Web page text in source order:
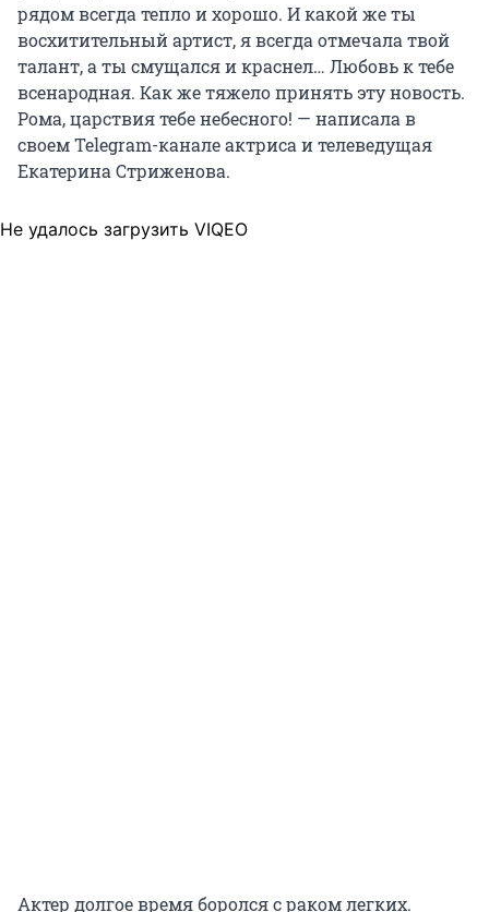
рядом всегда тепло и хорошо. И какой же ты
восхитительный артист, я всегда отмечала твой
талант, а ты смущался и краснел… Любовь к тебе
всенародная. Как же тяжело принять эту новость.
Рома, царствия тебе небесного! — написала в
своем Telegram-канале актриса и телеведущая
Екатерина Стриженова.
Не удалось загрузить VIQEO
Актер долгое время боролся с раком легких.